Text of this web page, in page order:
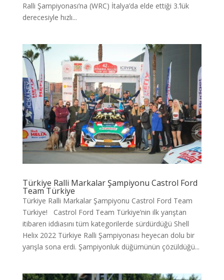
Ralli Şampiyonası’na (WRC) İtalya’da elde ettiği 3.’lük
derecesiyle hızlı...
Türkiye Ralli Markalar Şampiyonu Castrol Ford
Team Türkiye
Türkiye Ralli Markalar Şampiyonu Castrol Ford Team
Türkiye! Castrol Ford Team Türkiye’nin ilk yarıştan
itibaren iddiasını tüm kategorilerde sürdürdüğü Shell
Helix 2022 Türkiye Ralli Şampiyonası heyecan dolu bir
yarışla sona erdi. Şampiyonluk düğümünün çözüldüğü...